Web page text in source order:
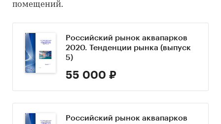
помещений.
Российский рынок аквапарков
2020. Тенденции рынка (выпуск
5)
55 000 ₽
Российский рынок аквапарков